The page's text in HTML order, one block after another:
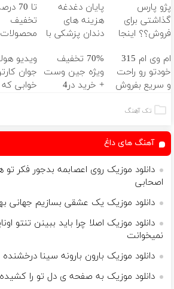
پژو پارس
گذاشتی برای
فروش؟؟ اینجا
پایان دغدغه
هزینه های
دندان پزشکی با
کننده خانگی
تا 70
تخفیف
4 قسط
ام وی ام 315
خودتو رو راحت
و سریع بفروش
70% تخفیف
ویژه جین وست
+ خرید در4
ویدیو
جوان
خوابی که
تک آهنگ
آهنگ های داغ
دانلود موزیک روی اعصابمه بدجور فکر
اصحابی
دانلود موزیک یک عشقی بسازیم جهانی
دانلود موزیک اصلا چرا باید ببینن تنتو
نمیخوانت
دانلود موزیک بارون بارونه سینا درخشنده
دانلود موزیک به صفحه ی دل تو را